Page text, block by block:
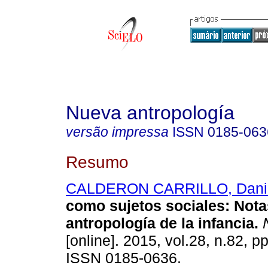
Nueva antropología
versão impressa ISSN 0185-
Resumo
CALDERON CARRILLO,
como sujetos sociales:
antropología de la infancia.
[online]. 2015, vol.28, n.82,
ISSN 0185-0636.